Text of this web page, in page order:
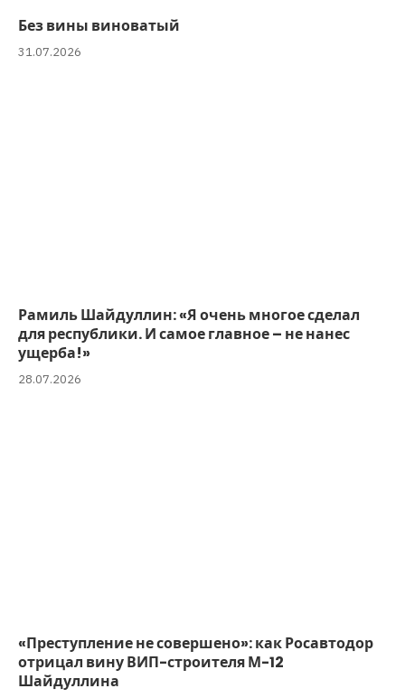
Без вины виноватый
31.07.2026
Рамиль Шайдуллин: «Я очень многое сделал
для республики. И самое главное – не нанес
ущерба!»
28.07.2026
«Преступление не совершено»: как Росавтодор
отрицал вину ВИП-строителя М-12
Шайдуллина